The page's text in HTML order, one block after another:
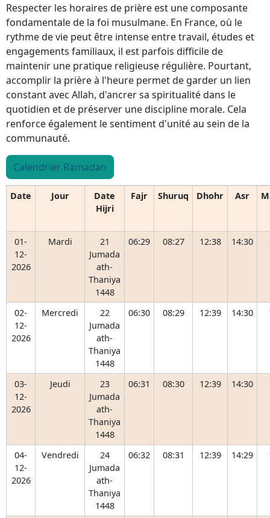
Respecter les horaires de prière est une composante
fondamentale de la foi musulmane. En France, où le
rythme de vie peut être intense entre travail, études et
engagements familiaux, il est parfois difficile de
maintenir une pratique religieuse régulière. Pourtant,
accomplir la prière à l'heure permet de garder un lien
constant avec Allah, d'ancrer sa spiritualité dans le
quotidien et de préserver une discipline morale. Cela
renforce également le sentiment d'unité au sein de la
communauté.
Calendrier Ramadan
Date Jour
Date
Hijri
Fajr Shuruq Dhohr Asr
01-
12-
2026
Mardi
21
Jumada
ath-
Thaniya
1448
06:29 08:27 12:38 14:30
02-
12-
2026
Mercredi
22
Jumada
ath-
Thaniya
1448
06:30 08:29 12:39 14:30
03-
12-
2026
Jeudi
23
Jumada
ath-
Thaniya
1448
06:31 08:30 12:39 14:30
04-
12-
2026
Vendredi
24
Jumada
ath-
Thaniya
1448
06:32 08:31 12:39 14:29